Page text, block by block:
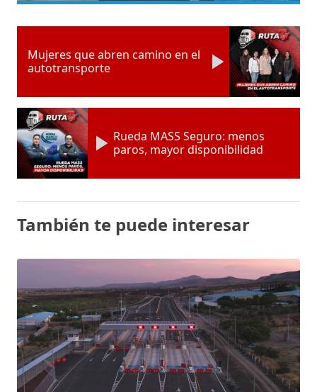
Mujeres que abren camino en el
autotransporte
Rueda MASS Seguro: menos
paros, mayor disponibilidad
También te puede interesar